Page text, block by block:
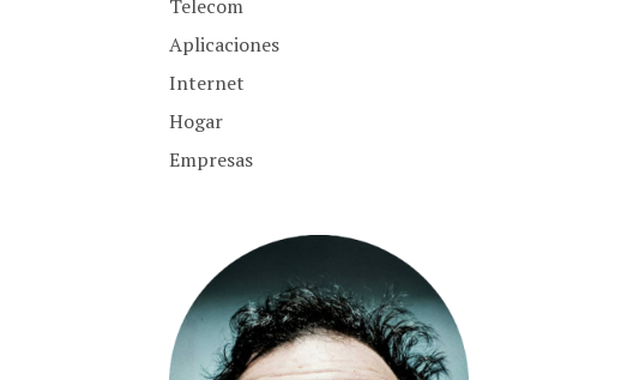
Telecom
Aplicaciones
Internet
Hogar
Empresas